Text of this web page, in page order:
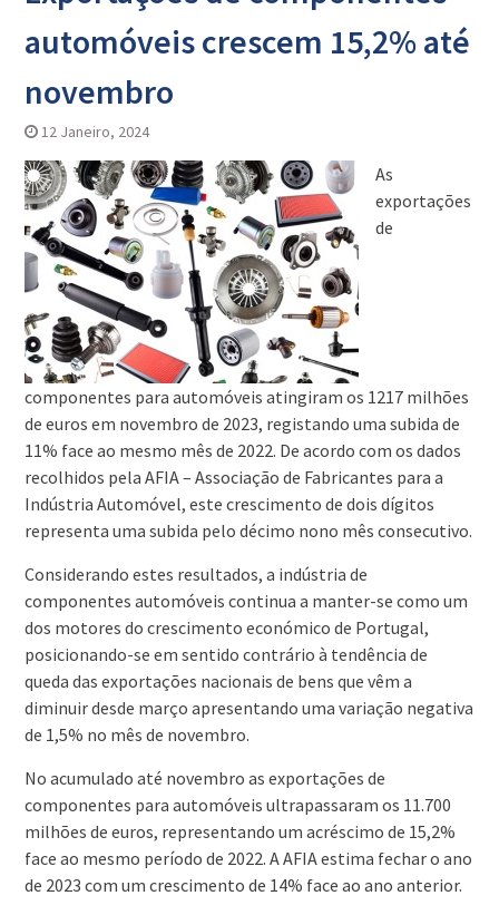
automóveis crescem 15,2% até
novembro
12 Janeiro, 2024
As
exportações
de
componentes para automóveis atingiram os 1217 milhões
de euros em novembro de 2023, registando uma subida de
11% face ao mesmo mês de 2022. De acordo com os dados
recolhidos pela AFIA – Associação de Fabricantes para a
Indústria Automóvel, este crescimento de dois dígitos
representa uma subida pelo décimo nono mês consecutivo.
Considerando estes resultados, a indústria de
componentes automóveis continua a manter-se como um
dos motores do crescimento económico de Portugal,
posicionando-se em sentido contrário à tendência de
queda das exportações nacionais de bens que vêm a
diminuir desde março apresentando uma variação negativa
de 1,5% no mês de novembro.
No acumulado até novembro as exportações de
componentes para automóveis ultrapassaram os 11.700
milhões de euros, representando um acréscimo de 15,2%
face ao mesmo período de 2022. A AFIA estima fechar o ano
de 2023 com um crescimento de 14% face ao ano anterior.